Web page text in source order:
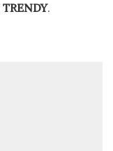
TRENDY.